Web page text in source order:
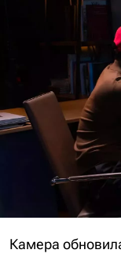
Камера